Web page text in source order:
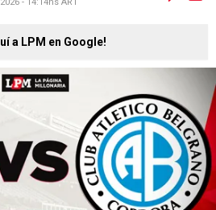
a LPM en Google!